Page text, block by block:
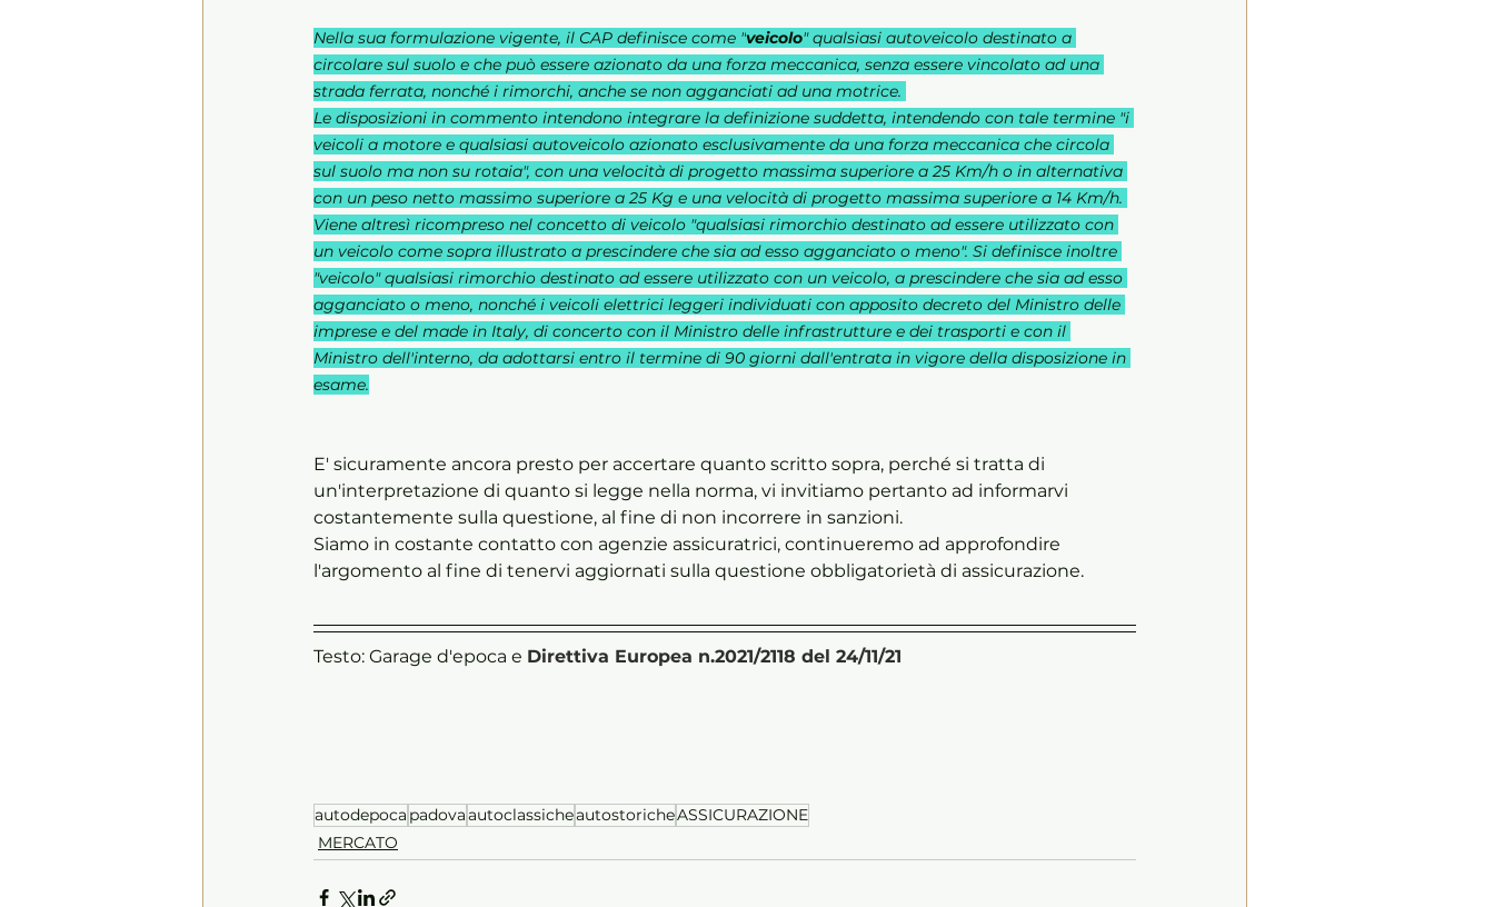
Nella sua formulazione vigente, il CAP definisce come "veicolo" qualsiasi autoveicolo destinato a
circolare sul suolo e che può essere azionato da una forza meccanica, senza essere vincolato ad una
strada ferrata, nonché i rimorchi, anche se non agganciati ad una motrice.
Le disposizioni in commento intendono integrare la definizione suddetta, intendendo con tale termine "i
veicoli a motore e qualsiasi autoveicolo azionato esclusivamente da una forza meccanica che circola
sul suolo ma non su rotaia", con una velocità di progetto massima superiore a 25 Km/h o in alternativa
con un peso netto massimo superiore a 25 Kg e una velocità di progetto massima superiore a 14 Km/h.
Viene altresì ricompreso nel concetto di veicolo "qualsiasi rimorchio destinato ad essere utilizzato con
un veicolo come sopra illustrato a prescindere che sia ad esso agganciato o meno". Si definisce inoltre
"veicolo" qualsiasi rimorchio destinato ad essere utilizzato con un veicolo, a prescindere che sia ad esso
agganciato o meno, nonché i veicoli elettrici leggeri individuati con apposito decreto del Ministro delle
imprese e del made in Italy, di concerto con il Ministro delle infrastrutture e dei trasporti e con il
Ministro dell'interno, da adottarsi entro il termine di 90 giorni dall'entrata in vigore della disposizione in
esame.
E' sicuramente ancora presto per accertare quanto scritto sopra, perché si tratta di
un'interpretazione di quanto si legge nella norma, vi invitiamo pertanto ad informarvi
costantemente sulla questione, al fine di non incorrere in sanzioni.
Siamo in costante contatto con agenzie assicuratrici, continueremo ad approfondire
l'argomento al fine di tenervi aggiornati sulla questione obbligatorietà di assicurazione.
Testo: Garage d'epoca e Direttiva Europea n.2021/2118 del 24/11/21
autodepoca padovaautoclassicheautostoricheASSICURAZIONE
MERCATO